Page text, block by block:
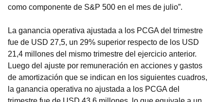
como componente de S&P 500 en el mes de julio”.
La ganancia operativa ajustada a los PCGA del trimestre
fue de USD 27,5, un 29% superior respecto de los USD
21,4 millones del mismo trimestre del ejercicio anterior.
Luego del ajuste por remuneración en acciones y gastos
de amortización que se indican en los siguientes cuadros,
la ganancia operativa no ajustada a los PCGA del